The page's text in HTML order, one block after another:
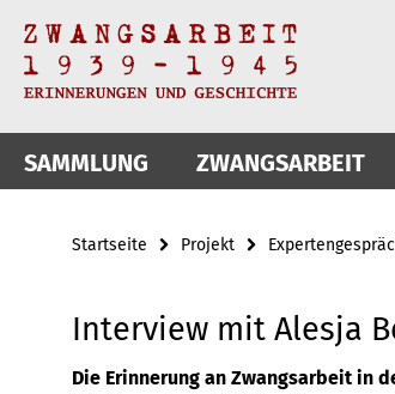
direkt
Inhalt
Service-
Navigation
SAMMLUNG ZWANGSARBEIT
Startseite Projekt
Interview mit Alesja
Die Erinnerung an Zwangsarbeit in